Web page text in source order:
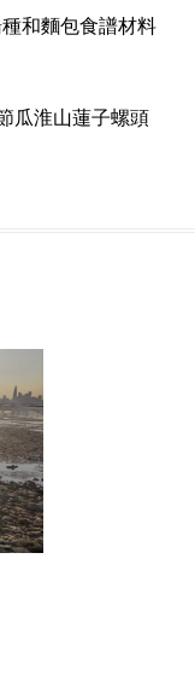
和麵包食譜材料
瓜淮山蓮子螺頭